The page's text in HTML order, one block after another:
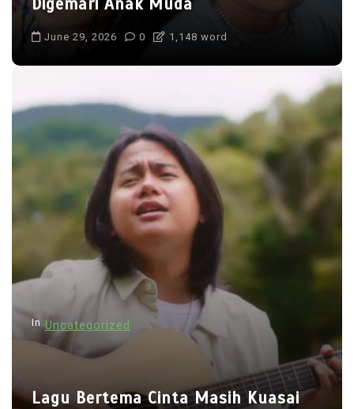
June 29, 2026 0 1,148 word
In Uncategorized
Lagu Bertema Cinta Masih Kuasai